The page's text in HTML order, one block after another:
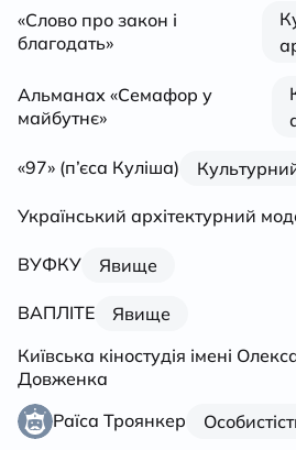
«Слово про закон і
благодать»
Альманах «Семафор у
майбутнє»
«97» (п’єса Куліша)
Український архітектурний
ВУФКУ Явище
ВАПЛІТЕ
Явище
Київська кіностудія імені
Довженка
Раїса Троянкер